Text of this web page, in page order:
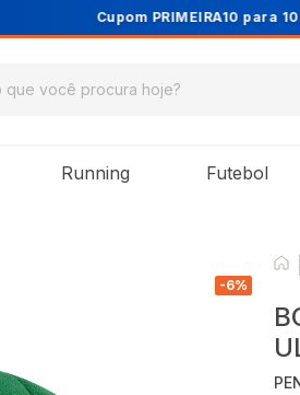
Cupom PRIMEIRA10 para
Running Futebol
-6%